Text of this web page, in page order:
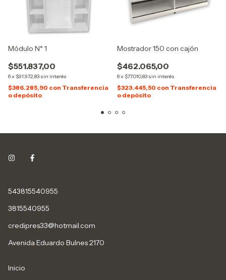
Módulo N° 1
$551.837,00
6x $91.972,83 sin interés
$386.285,90 con Transferencia
o depósito
Mostrador 150 con cajón
$462.065,00
6x $77.010,83 sin interés
$323.445,50 con Transferencia
o depósito
543815540955
3815540955
credipres33@hotmail.com
Avenida Eduardo Bulnes 2170
Inicio